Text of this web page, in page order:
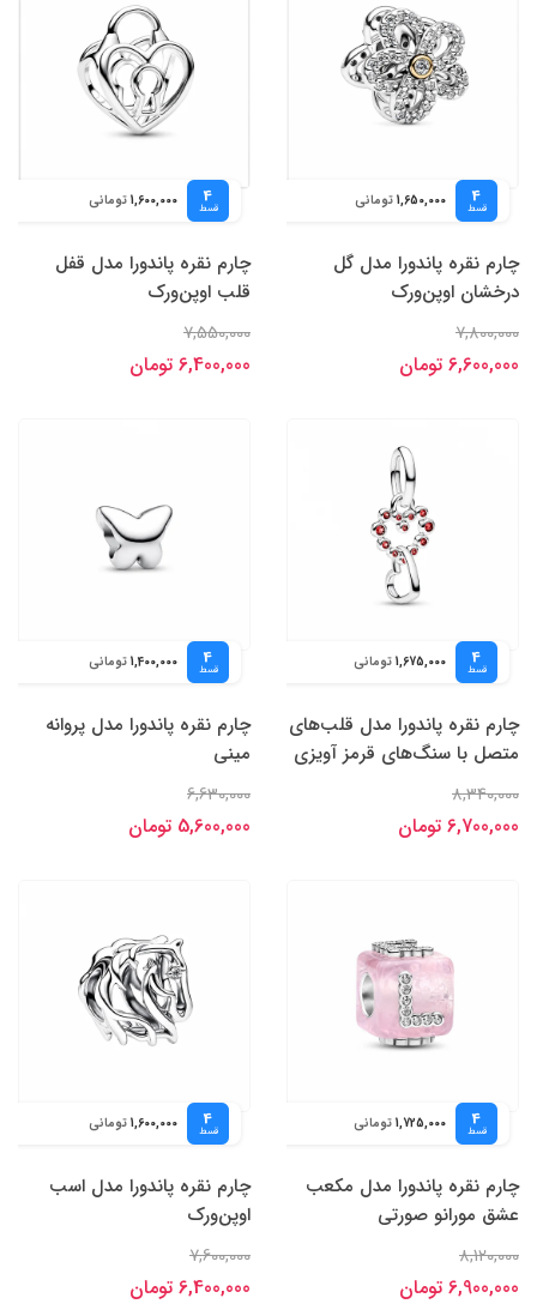
4
قسط 1,650,000 تومانی
چارم نقره پاندورا مدل گل
درخشان اوپن‌ورک
7,800,000
6,600,000 تومان
4
قسط 1,600,000 تومانی
چارم نقره پاندورا مدل قفل
قلب اوپن‌ورک
7,550,000
6,400,000 تومان
4
قسط 1,675,000 تومانی
چارم نقره پاندورا مدل قلب‌های
متصل با سنگ‌های قرمز آویزی
8,340,000
6,700,000 تومان
4
قسط 1,400,000 تومانی
چارم نقره پاندورا مدل پروانه
مینی
6,630,000
5,600,000 تومان
4
قسط 1,725,000 تومانی
چارم نقره پاندورا مدل مکعب
عشق مورانو صورتی
8,120,000
6,900,000 تومان
4
قسط 1,600,000 تومانی
چارم نقره پاندورا مدل اسب
اوپن‌ورک
7,600,000
6,400,000 تومان